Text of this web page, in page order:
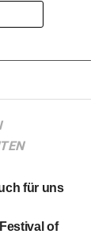
für uns
of